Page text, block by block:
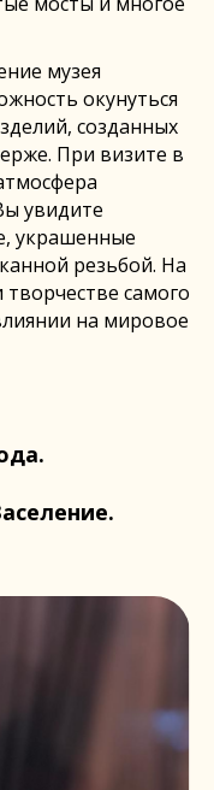
музея
окунуться
созданных
При визите в
увидите
украшенные
резьбой. На
самого
на мировое